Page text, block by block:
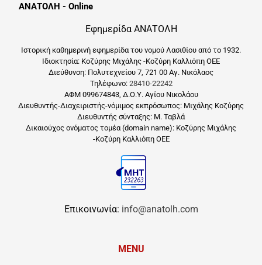
ΑΝΑΤΟΛΗ - Online
Εφημερίδα ΑΝΑΤΟΛΗ
Ιστορική καθημερινή εφημερίδα του νομού Λασιθίου από το 1932.
Ιδιοκτησία: Κοζύρης Μιχάλης -Κοζύρη Καλλιόπη ΟΕΕ
Διεύθυνση: Πολυτεχνείου 7, 721 00 Αγ. Νικόλαος
Τηλέφωνο: 28410-22242
ΑΦΜ 099674843, Δ.Ο.Υ. Αγίου Νικολάου
Διευθυντής-Διαχειριστής-νόμιμος εκπρόσωπος: Μιχάλης Κοζύρης
Διευθυντής σύνταξης: Μ. Ταβλά
Δικαιούχος ονόματος τομέα (domain name): Κοζύρης Μιχάλης
-Κοζύρη Καλλιόπη ΟΕΕ
Επικοινωνία: info@anatolh.com
MENU